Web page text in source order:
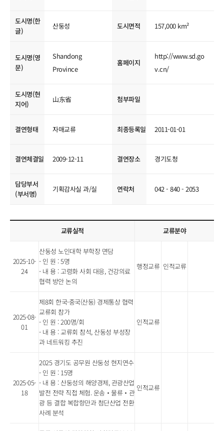
도시명(한
글)
산둥성 도시면적 157,000 km²
도시명(영
문)
Shandong
Province
홈페이지
http://www.sd.go
v.cn/
도시명(현
지어)
山东省 첨부파일
결연형태 자매교류 최종등록일 2011-01-01
결연체결일 2009-12-11 결연장소 경기도청
담당부서
(부서명)
기획감사실 과/실 연락처 042 - 840 - 2053
교류실적 교류분야
2025-10-
24
산둥성 노인대학 부학장 면담
- 인 원 : 5명
- 내 용 : 고령화 사회 대응, 건강의료
협력 방안 논의
행정교류 인적교류
2025-08-
01
제8회 한국-중국(산둥) 경제통상 협력
교류회 참가
- 인 원 : 200명/회
- 내 용 : 교류회 참석, 산둥성 부성장
과 네트워킹 추진
인적교류
2025-05-
18
2025 경기도 공무원 산둥성 현지연수
- 인 원 : 15명
- 내 용 : 산둥성의 해양경제, 관광산업
발전 전략 직접 체험. 운송‧물류‧관
광 등 결합 복합항만과 첨단산업 전환
사례 분석
인적교류